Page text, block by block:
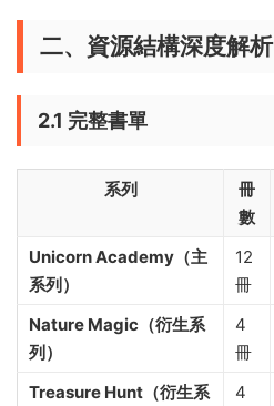
二、資源結構深度解析
2.1 完整書單
系列
冊
數
Unicorn Academy（主
系列）
12
冊
Nature Magic（衍生系
列）
4
冊
Treasure Hunt（衍生系
4